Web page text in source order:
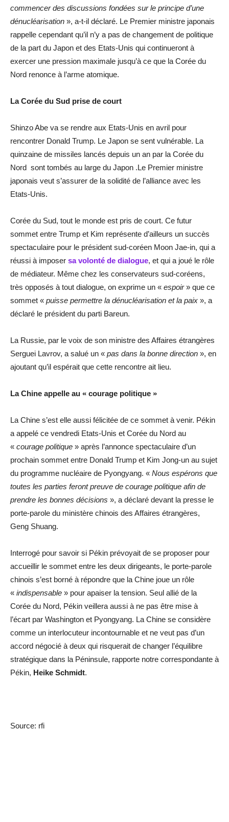
commencer des discussions fondées sur le principe d’une
dénucléarisation », a-t-il déclaré. Le Premier ministre japonais
rappelle cependant qu’il n’y a pas de changement de politique
de la part du Japon et des Etats-Unis qui continueront à
exercer une pression maximale jusqu’à ce que la Corée du
Nord renonce à l’arme atomique.
La Corée du Sud prise de court
Shinzo Abe va se rendre aux Etats-Unis en avril pour
rencontrer Donald Trump. Le Japon se sent vulnérable. La
quinzaine de missiles lancés depuis un an par la Corée du
Nord sont tombés au large du Japon .Le Premier ministre
japonais veut s’assurer de la solidité de l’alliance avec les
Etats-Unis.
Corée du Sud, tout le monde est pris de court. Ce futur
sommet entre Trump et Kim représente d’ailleurs un succès
spectaculaire pour le président sud-coréen Moon Jae-in, qui a
réussi à imposer sa volonté de dialogue, et qui a joué le rôle
de médiateur. Même chez les conservateurs sud-coréens,
très opposés à tout dialogue, on exprime un « espoir» que ce
sommet « puisse permettre la dénucléarisation et la paix », a
déclaré le président du parti Bareun.
La Russie, par le voix de son ministre des Affaires étrangères
Serguei Lavrov, a salué un « pas dans la bonne direction », en
ajoutant qu’il espérait que cette rencontre ait lieu.
La Chine appelle au « courage politique »
La Chine s’est elle aussi félicitée de ce sommet à venir. Pékin
a appelé ce vendredi Etats-Unis et Corée du Nord au
« courage politique » après l’annonce spectaculaire d’un
prochain sommet entre Donald Trump et Kim Jong-un au sujet
du programme nucléaire de Pyongyang. « Nous espérons que
toutes les parties feront preuve de courage politique afin de
prendre les bonnes décisions », a déclaré devant la presse le
porte-parole du ministère chinois des Affaires étrangères,
Geng Shuang.
Interrogé pour savoir si Pékin prévoyait de se proposer pour
accueillir le sommet entre les deux dirigeants, le porte-parole
chinois s’est borné à répondre que la Chine joue un rôle
« indispensable » pour apaiser la tension. Seul allié de la
Corée du Nord, Pékin veillera aussi à ne pas être mise à
l’écart par Washington et Pyongyang. La Chine se considère
comme un interlocuteur incontournable et ne veut pas d’un
accord négocié à deux qui risquerait de changer l’équilibre
stratégique dans la Péninsule, rapporte notre correspondante à
Pékin, Heike Schmidt.
Source: rfi